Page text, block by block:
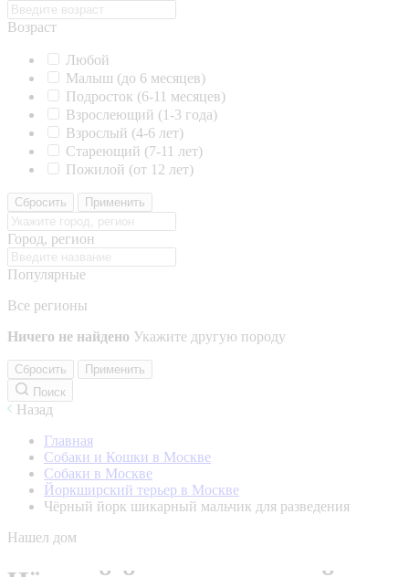
Возраст
Любой
Малыш (до 6 месяцев)
Подросток (6-11 месяцев)
Взрослеющий (1-3 года)
Взрослый (4-6 лет)
Стареющий (7-11 лет)
Пожилой (от 12 лет)
Сбросить Применить
Город, регион
Популярные
Все регионы
Ничего не найдено Укажите другую породу
Сбросить
Применить
Поиск
Назад
Главная
Собаки и Кошки в Москве
Собаки в Москве
Йоркширский терьер в Москве
Чёрный йорк шикарный мальчик для разведения
Нашел дом